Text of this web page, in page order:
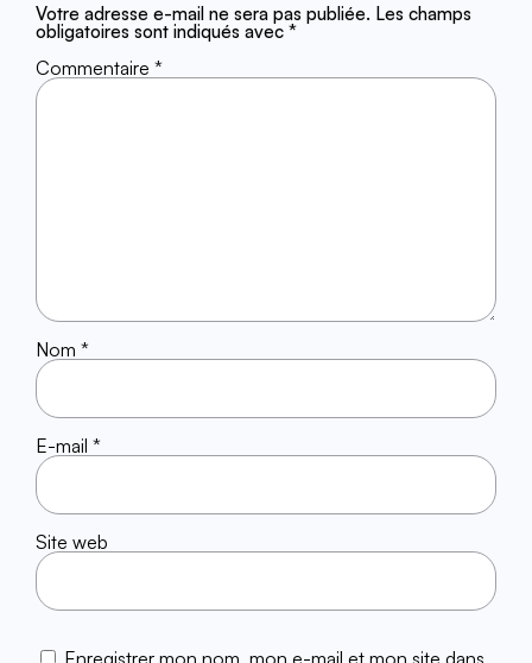
Votre adresse e-mail ne sera pas publiée. Les champs
obligatoires sont indiqués avec *
Commentaire *
Nom *
E-mail *
Site web
Enregistrer mon nom, mon e-mail et mon site dans